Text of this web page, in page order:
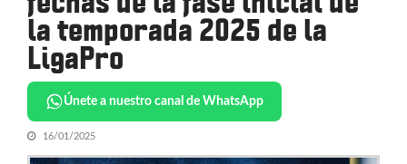
la temporada 2025 de la
LigaPro
Únete a nuestro canal de WhatsApp
16/01/2025